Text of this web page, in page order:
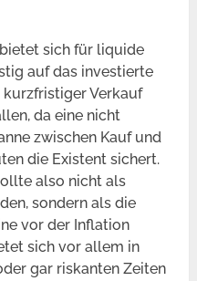
sich für liquide
auf das investierte
kurzfristiger Verkauf
da eine nicht
zwischen Kauf und
die Existent sichert.
also nicht als
sondern als die
vor der Inflation
sich vor allem in
gar riskanten Zeiten